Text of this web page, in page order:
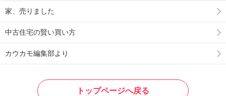
家、売りました
中古住宅の賢い買い方
カウカモ編集部より
トップページへ戻る